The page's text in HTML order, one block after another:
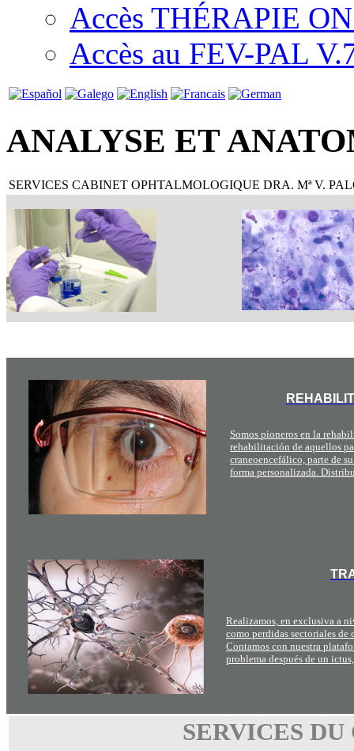
Accès THÉRAPIE
Accès au FEV-PAL
ANALYSE ET
SERVICES CABINET OPHTALMOLOGIQUE DRA. Mª V.
Somos pioneros en la
rehabilitación de aquellos
craneoencefálico, parte de
forma personalizada.
Realizamos, en exclusiva a
como perdidas sectoriales
Contamos con nuestra
problema después de un
SERVICES DU